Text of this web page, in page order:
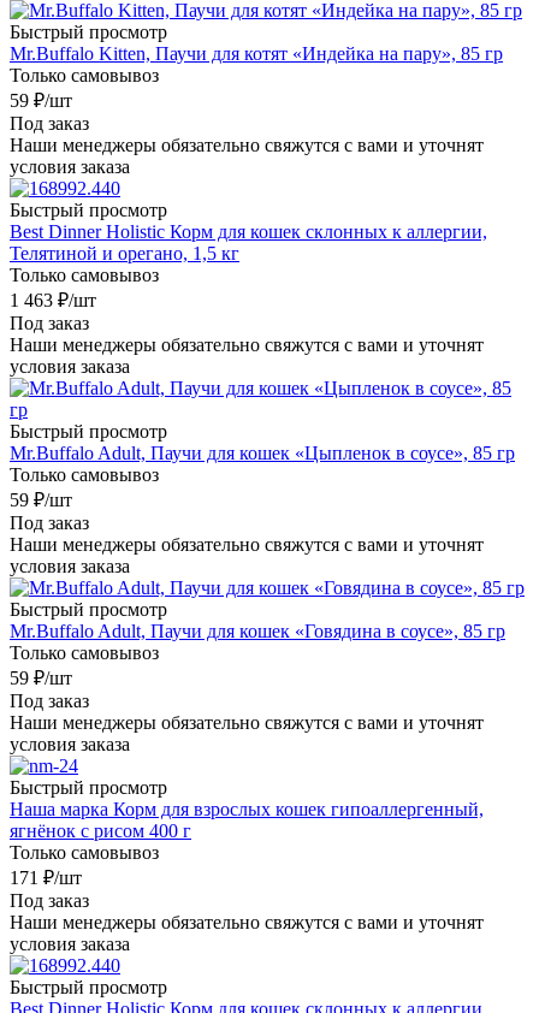
Быстрый просмотр
Mr.Buffalo Kitten, Паучи для котят «Индейка на пару», 85 гр
Только самовывоз
59 ₽/шт
Под заказ
Наши менеджеры обязательно свяжутся с вами и уточнят
условия заказа
Быстрый просмотр
Best Dinner Holistic Корм для кошек склонных к аллергии,
Телятиной и орегано, 1,5 кг
Только самовывоз
1 463 ₽/шт
Под заказ
Наши менеджеры обязательно свяжутся с вами и уточнят
условия заказа
Быстрый просмотр
Mr.Buffalo Adult, Паучи для кошек «Цыпленок в соусе», 85 гр
Только самовывоз
59 ₽/шт
Под заказ
Наши менеджеры обязательно свяжутся с вами и уточнят
условия заказа
Быстрый просмотр
Mr.Buffalo Adult, Паучи для кошек «Говядина в соусе», 85 гр
Только самовывоз
59 ₽/шт
Под заказ
Наши менеджеры обязательно свяжутся с вами и уточнят
условия заказа
Быстрый просмотр
Наша марка Корм для взрослых кошек гипоаллергенный,
ягнёнок с рисом 400 г
Только самовывоз
171 ₽/шт
Под заказ
Наши менеджеры обязательно свяжутся с вами и уточнят
условия заказа
Быстрый просмотр
Best Dinner Holistic Корм для кошек склонных к аллергии,